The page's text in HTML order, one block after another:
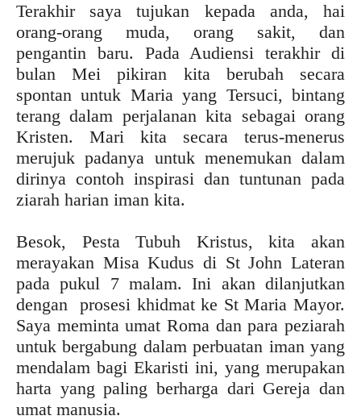
Terakhir saya tujukan kepada anda, hai
orang-orang muda, orang sakit, dan
pengantin baru. Pada Audiensi terakhir di
bulan Mei pikiran kita berubah secara
spontan untuk Maria yang Tersuci, bintang
terang dalam perjalanan kita sebagai orang
Kristen. Mari kita secara terus-menerus
merujuk padanya untuk menemukan dalam
dirinya contoh inspirasi dan tuntunan pada
ziarah harian iman kita.
Besok, Pesta Tubuh Kristus, kita akan
merayakan Misa Kudus di St John Lateran
pada pukul 7 malam. Ini akan dilanjutkan
dengan prosesi khidmat ke St Maria Mayor.
Saya meminta umat Roma dan para peziarah
untuk bergabung dalam perbuatan iman yang
mendalam bagi Ekaristi ini, yang merupakan
harta yang paling berharga dari Gereja dan
umat manusia.